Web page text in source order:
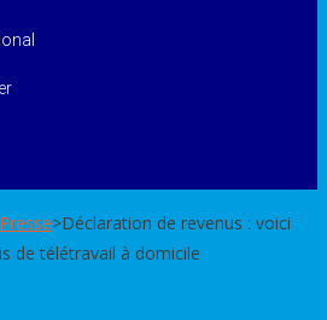
>Déclaration de revenus : voici
de télétravail à domicile